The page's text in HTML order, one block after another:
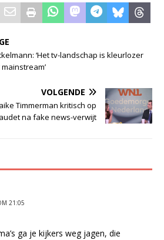
‘Het tv-landschap is kleurlozer
VOLGENDE
Timmerman kritisch op
na fake news-verwijt
21:05
ga je kijkers weg jagen, die